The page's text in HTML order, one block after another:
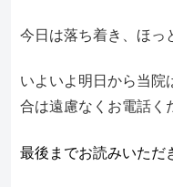
今日は落ち着き、ほっ
いよいよ明日から当院
合は遠慮なくお電話く
最後までお読みいただ